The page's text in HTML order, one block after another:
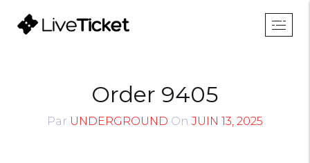
Order 9405
Par UNDERGROUND On JUIN 13, 2025